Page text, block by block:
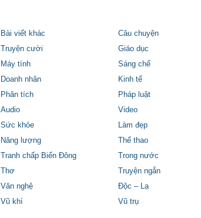
Bài viết khác Câu chuyện
Truyện cười Giáo dục
Máy tính Sáng chế
Doanh nhân Kinh tế
Phân tích Pháp luật
Audio Video
Sức khỏe Làm đẹp
Năng lượng Thể thao
Tranh chấp Biển Đông Trong nước
Thơ Truyện ngắn
Văn nghệ Độc – Lạ
Vũ khí Vũ trụ